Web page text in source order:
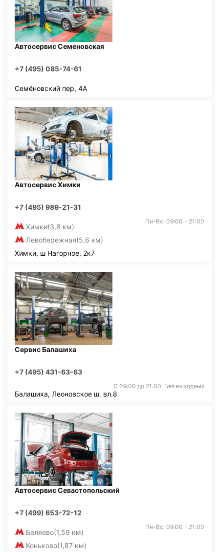
Автосервис Семеновская
+7 (495) 085-74-61
Семёновский пер, 4А
Автосервис Химки
+7 (495) 989-21-31
Химки(3,8 км)
Левобережная(5,6 км)
Пн-Вс: 09:00 - 21:00
Химки, ш Нагорное, 2к7
Сервис Балашиха
+7 (495) 431-63-63
С 09:00 до 21:00. Без выходных
Балашиха, Леоновское ш. вл.8
Автосервис Севастопольский
+7 (499) 653-72-12
Беляево(1,59 км)
Коньково(1,87 км)
Пн-Вс: 09:00 - 21:00